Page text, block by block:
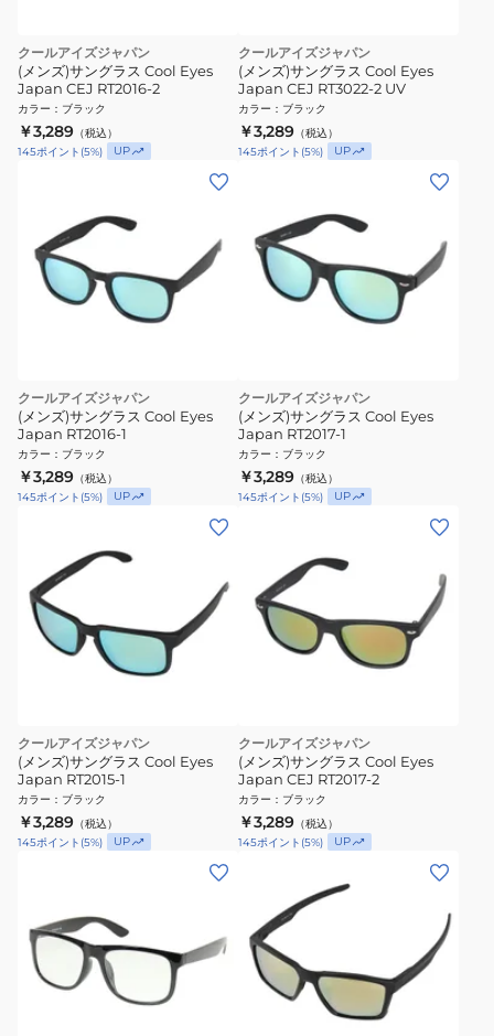
クールアイズジャパン
(メンズ)サングラス Cool Eyes
Japan CEJ RT2016-2
カラー ： ブラック
￥3,289 （税込）
145ポイント (5%) UP
クールアイズジャパン
(メンズ)サングラス Cool Eyes
Japan CEJ RT3022-2 UV
カラー ： ブラック
￥3,289 （税込）
145ポイント (5%) UP
クールアイズジャパン
(メンズ)サングラス Cool Eyes
Japan RT2016-1
カラー ： ブラック
￥3,289 （税込）
145ポイント (5%) UP
クールアイズジャパン
(メンズ)サングラス Cool Eyes
Japan RT2017-1
カラー ： ブラック
￥3,289 （税込）
145ポイント (5%) UP
クールアイズジャパン
(メンズ)サングラス Cool Eyes
Japan RT2015-1
カラー ： ブラック
￥3,289 （税込）
145ポイント (5%) UP
クールアイズジャパン
(メンズ)サングラス Cool Eyes
Japan CEJ RT2017-2
カラー ： ブラック
￥3,289 （税込）
145ポイント (5%) UP